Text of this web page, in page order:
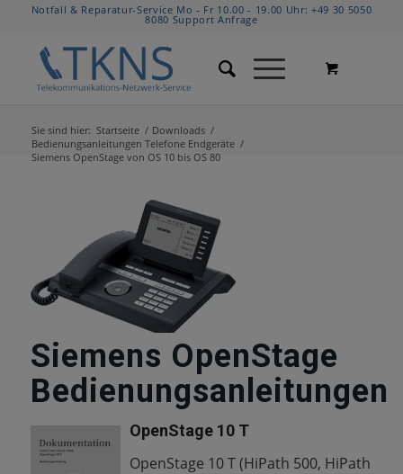
Notfall & Reparatur-Service Mo - Fr 10.00 - 19.00 Uhr:+49 30 5050
8080 Support Anfrage
Sie sind hier: Startseite / Downloads /
Bedienungsanleitungen Telefone Endgeräte /
Siemens OpenStage von OS 10 bis OS 80
Siemens OpenStage
Bedienungsanleitungen
OpenStage 10 T
OpenStage 10 T (HiPath 500, HiPath